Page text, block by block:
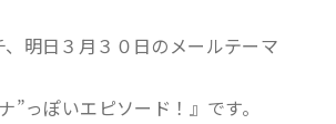
明日３月３０日のメールテーマ
”っぽいエピソード！』です。